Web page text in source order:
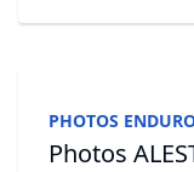
PHOTOS
Photos